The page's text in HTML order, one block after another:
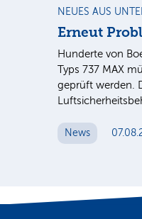
NEUES AUS
Erneut
Hunderte von
Typs 737 MAX
geprüft werden.
News